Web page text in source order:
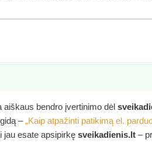
aiškaus bendro įvertinimo dėl
–„Kaip atpažinti patikimą el.
jau esate apsipirkę sveikadienis.lt –